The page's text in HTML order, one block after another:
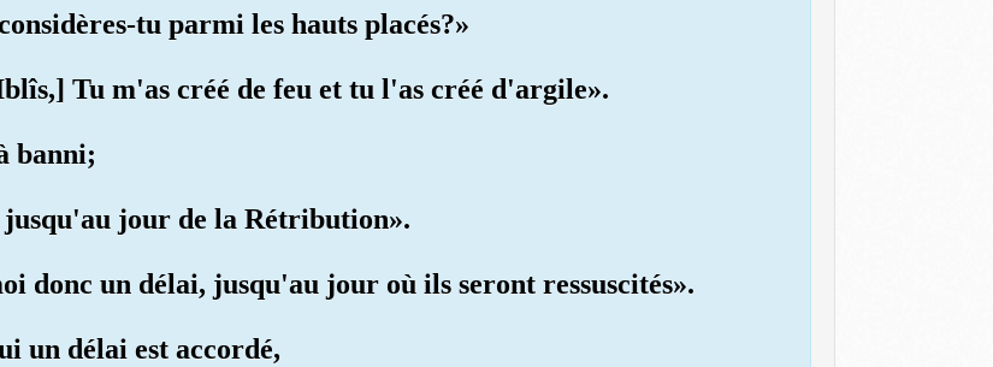
tu parmi les hauts placés?»
Tu m'as créé de feu et tu l'as créé d'argile».
banni;
jour de la Rétribution».
donc un délai, jusqu'au jour où ils seront ressuscités».
un délai est accordé,